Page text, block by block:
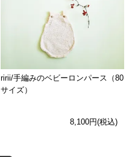
ririi/手編みのベビーロンパース（80
サイズ）
8,100円(税込)